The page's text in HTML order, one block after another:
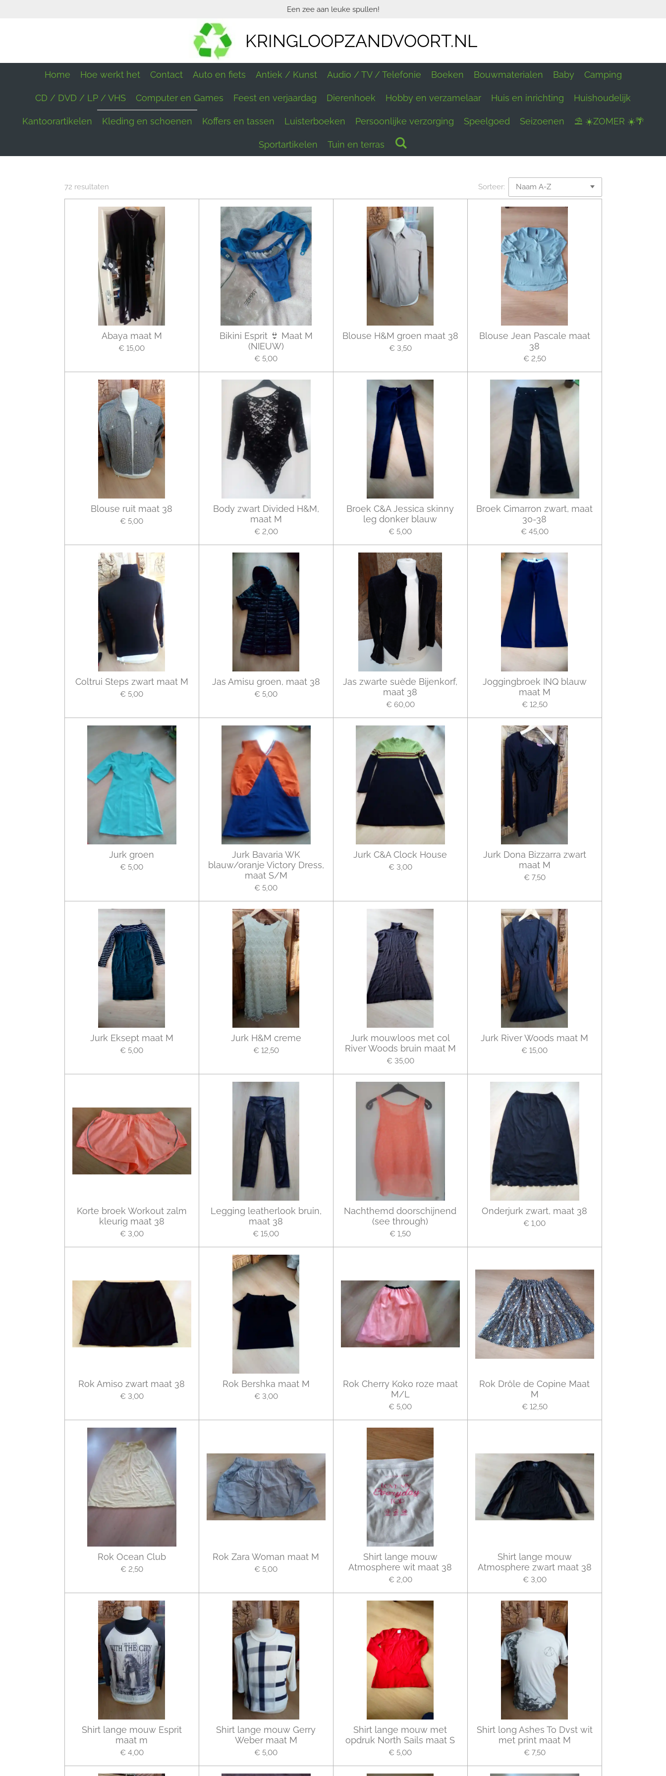
Een zee aan leuke spullen!
KRINGLOOPZANDVOORT.NL
Home Hoe werkt het Contact Auto en fiets Antiek / Kunst Audio / TV / Telefonie Boeken Bouwmaterialen Baby Camping
CD / DVD / LP / VHS Computer en Games Feest en verjaardag Dierenhoek Hobby en verzamelaar Huis en inrichting Huishoudelijk
Kantoorartikelen Kleding en schoenen Koffers en tassen Luisterboeken Persoonlijke verzorging Speelgoed Seizoenen ⛱ ☀️ZOMER ☀️🌴
Sportartikelen Tuin en terras
72 resultaten Sorteer:
Abaya maat M
€ 15,00
Bikini Esprit 👙 Maat M
(NIEUW)
€ 5,00
Blouse H&M groen maat 38
€ 3,50
Blouse Jean Pascale maat
38
€ 2,50
Blouse ruit maat 38
€ 5,00
Body zwart Divided H&M,
maat M
€ 2,00
Broek C&A Jessica skinny
leg donker blauw
€ 5,00
Broek Cimarron zwart, maat
30-38
€ 45,00
Coltrui Steps zwart maat M
€ 5,00
Jas Amisu groen, maat 38
€ 5,00
Jas zwarte suède Bijenkorf,
maat 38
€ 60,00
Joggingbroek INQ blauw
maat M
€ 12,50
Jurk groen
€ 5,00
Jurk Bavaria WK
blauw/oranje Victory Dress,
maat S/M
€ 5,00
Jurk C&A Clock House
€ 3,00
Jurk Dona Bizzarra zwart
maat M
€ 7,50
Jurk Eksept maat M
€ 5,00
Jurk H&M creme
€ 12,50
Jurk mouwloos met col
River Woods bruin maat M
€ 35,00
Jurk River Woods maat M
€ 15,00
Korte broek Workout zalm
kleurig maat 38
€ 3,00
Legging leatherlook bruin,
maat 38
€ 15,00
Nachthemd doorschijnend
(see through)
€ 1,50
Onderjurk zwart, maat 38
€ 1,00
Rok Amiso zwart maat 38
€ 3,00
Rok Bershka maat M
€ 3,00
Rok Cherry Koko roze maat
M/L
€ 5,00
Rok Drôle de Copine Maat
M
€ 12,50
Rok Ocean Club
€ 2,50
Rok Zara Woman maat M
€ 5,00
Shirt lange mouw
Atmosphere wit maat 38
€ 2,00
Shirt lange mouw
Atmosphere zwart maat 38
€ 3,00
Shirt lange mouw Esprit
maat m
€ 4,00
Shirt lange mouw Gerry
Weber maat M
€ 5,00
Shirt lange mouw met
opdruk North Sails maat S
€ 5,00
Shirt long Ashes To Dvst wit
met print maat M
€ 7,50